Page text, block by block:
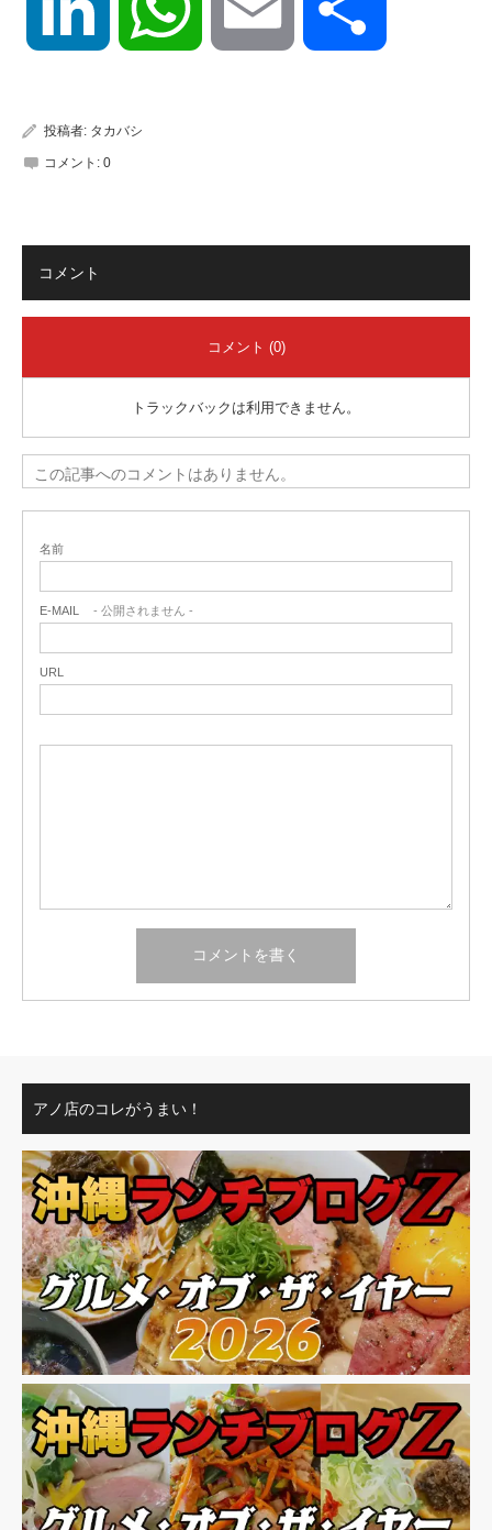
LinkedIn WhatsApp Email
投稿者: タカバシ
コメント: 0
コメント
コメント (0)
トラックバックは利用できません。
この記事へのコメントはありません。
名前
E-MAIL - 公開されません -
URL
アノ店のコレがうまい！